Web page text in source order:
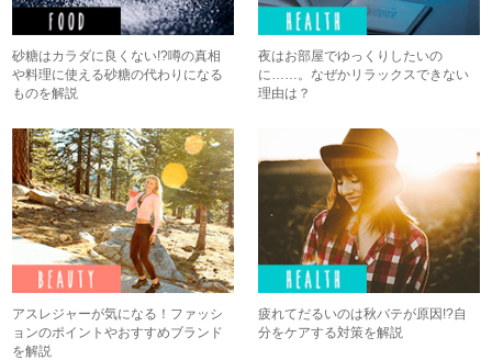
砂糖はカラダに良くない!?噂の真相
や料理に使える砂糖の代わりになる
ものを解説
夜はお部屋でゆっくりしたいの
に……。なぜかリラックスできない
理由は？
アスレジャーが気になる！ファッシ
ョンのポイントやおすすめブランド
を解説
疲れてだるいのは秋バテが原因!?自
分をケアする対策を解説